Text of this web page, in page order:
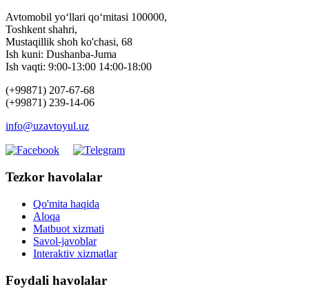
Avtomobil yo‘llari qo‘mitasi 100000,
Toshkent shahri,
Mustaqillik shoh ko'chasi, 68
Ish kuni: Dushanba-Juma
Ish vaqti: 9:00-13:00 14:00-18:00
(+99871) 207-67-68
(+99871) 239-14-06
info@uzavtoyul.uz
Tezkor havolalar
Qo'mita haqida
Aloqa
Matbuot xizmati
Savol-javoblar
Interaktiv xizmatlar
Foydali havolalar